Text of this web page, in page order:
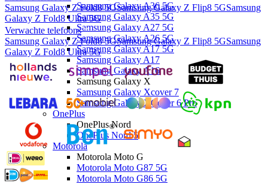
Samsung Galaxy A36 5G
Samsung Galaxy A35 5G
Samsung Galaxy A27 5G
Samsung Galaxy A26 5G
Samsung Galaxy A17 5G
Samsung Galaxy A17
Samsung Galaxy A16
Samsung Galaxy X
Samsung Galaxy Xcover 7
Samsung Galaxy XCover 6 Pro
OnePlus
OnePlus Nord
OnePlus Nord 5
Motorola
Motorola Moto G
Motorola Moto G87 5G
Motorola Moto G86 5G
Samsung Galaxy Z Fold8 5GSamsung Galaxy Z Flip8 5GSamsung
Galaxy Z Fold8 Ultra 5G
Verwachte telefoons
Samsung Galaxy Z Fold8 5GSamsung Galaxy Z Flip8 5GSamsung
Galaxy Z Fold8 Ultra 5G